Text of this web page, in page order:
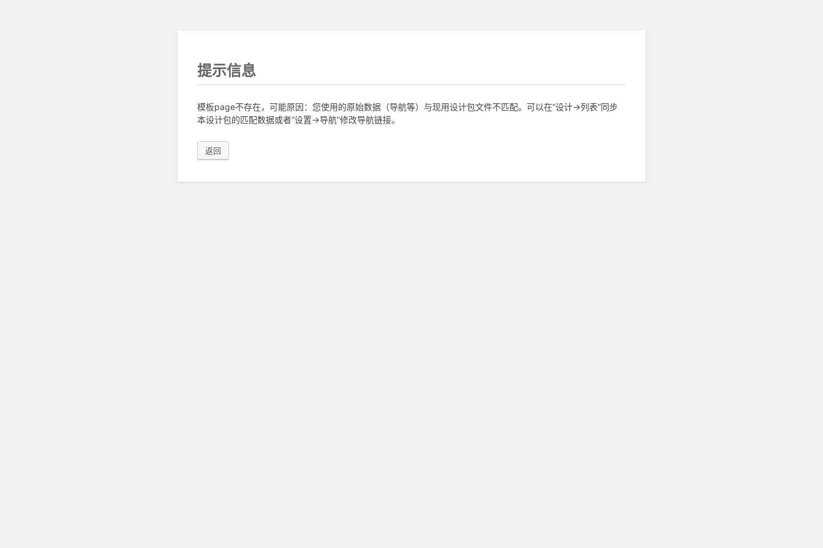
提示信息
模板page不存在，可能原因：您使用的原始数据（导航等）与现用设计包文件不匹配。可以在“设计->列表”同步
本设计包的匹配数据或者“设置->导航”修改导航链接。
返回